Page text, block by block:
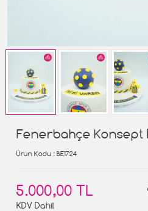
Fenerbahçe Konsept
Ürün Kodu : BE1724
5.000,00 TL
KDV Dahil